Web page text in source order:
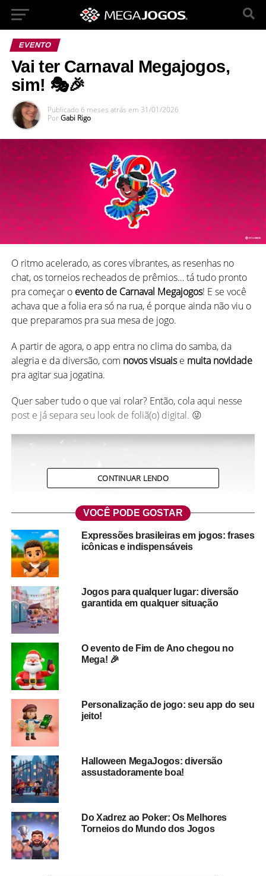
EVENTO
Vai ter Carnaval Megajogos,
sim! 🎭🎉
Publicado 6 meses atrás em 31/01/2026
Por Gabi Rigo
O ritmo acelerado, as cores vibrantes, as resenhas no
chat, os torneios recheados de prêmios… tá tudo pronto
pra começar o evento de Carnaval Megajogos! E se você
achava que a folia era só na rua, é porque ainda não viu o
que preparamos pra sua mesa de jogo.
A partir de agora, o app entra no clima do samba, da
alegria e da diversão, com novos visuaise muita novidade
pra agitar sua jogatina.
Quer saber tudo o que vai rolar? Então, cola aqui nesse
post e já separa seu look de foliã(o) digital. 😜
🎨 Decoração e trilha sonora
temática
Pra começar o clima lá no alto, o Mega tá de fantasia! Ou
seja, durante todo o
modo festivo com
sonora especial
que traz o ritmo da folia direto pra sua
mesa de jogo.
São cores vivas, ícones carnavalescos e uma ambientação
leve e divertida, feita pra você jogar sambando (ou quase
isso).
Tudo isso vai aparecer no seu app sem precisar ativar
CONTINUAR LENDO
VOCÊ PODE GOSTAR
Expressões brasileiras em jogos: frases
icônicas e indispensáveis
Jogos para qualquer lugar: diversão
garantida em qualquer situação
O evento de Fim de Ano chegou no
Mega! 🎉
Personalização de jogo: seu app do seu
jeito!
Halloween MegaJogos: diversão
assustadoramente boa!
Do Xadrez ao Poker: Os Melhores
Torneios do Mundo dos Jogos